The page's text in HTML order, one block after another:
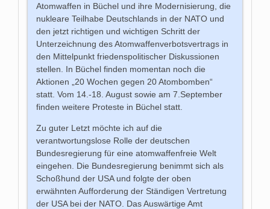
Atomwaffen in Büchel und ihre Modernisierung, die
nukleare Teilhabe Deutschlands in der NATO und
den jetzt richtigen und wichtigen Schritt der
Unterzeichnung des Atomwaffenverbotsvertrags in
den Mittelpunkt friedenspolitischer Diskussionen
stellen. In Büchel finden momentan noch die
Aktionen „20 Wochen gegen 20 Atombomben“
statt. Vom 14.-18. August sowie am 7.September
finden weitere Proteste in Büchel statt.
Zu guter Letzt möchte ich auf die
verantwortungslose Rolle der deutschen
Bundesregierung für eine atomwaffenfreie Welt
eingehen. Die Bundesregierung benimmt sich als
Schoßhund der USA und folgte der oben
erwähnten Aufforderung der Ständigen Vertretung
der USA bei der NATO. Das Auswärtige Amt